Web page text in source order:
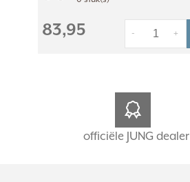
83,95 +
-
officiële JUNG dealer